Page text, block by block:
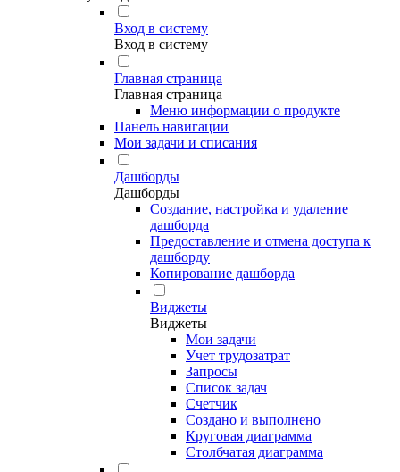
Вход в систему
Вход в систему
Главная страница
Главная страница
Меню информации о продукте
Панель навигации
Мои задачи и списания
Дашборды
Дашборды
Создание, настройка и удаление
дашборда
Предоставление и отмена доступа к
дашборду
Копирование дашборда
Виджеты
Виджеты
Мои задачи
Учет трудозатрат
Запросы
Список задач
Счетчик
Создано и выполнено
Круговая диаграмма
Столбчатая диаграмма